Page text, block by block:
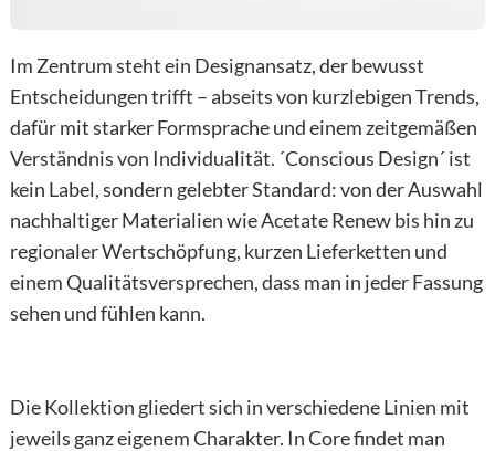
Im Zentrum steht ein Designansatz, der bewusst
Entscheidungen trifft – abseits von kurzlebigen Trends,
dafür mit starker Formsprache und einem zeitgemäßen
Verständnis von Individualität. ´Conscious Design´ ist
kein Label, sondern gelebter Standard: von der Auswahl
nachhaltiger Materialien wie Acetate Renew bis hin zu
regionaler Wertschöpfung, kurzen Lieferketten und
einem Qualitätsversprechen, dass man in jeder Fassung
sehen und fühlen kann.
Die Kollektion gliedert sich in verschiedene Linien mit
jeweils ganz eigenem Charakter. In Core findet man